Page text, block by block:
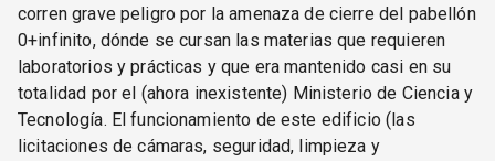
corren grave peligro por la amenaza de cierre del pabellón
0+infinito, dónde se cursan las materias que requieren
laboratorios y prácticas y que era mantenido casi en su
totalidad por el (ahora inexistente) Ministerio de Ciencia y
Tecnología. El funcionamiento de este edificio (las
licitaciones de cámaras, seguridad, limpieza y